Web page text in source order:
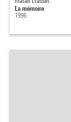
La mémoire
1996